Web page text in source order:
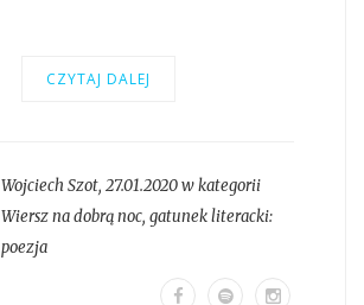
CZYTAJ DALEJ
Wojciech Szot, 27.01.2020 w kategorii
Wiersz na dobrą noc, gatunek literacki:
poezja